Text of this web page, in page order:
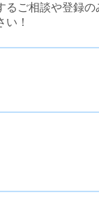
るご相談や登録
！